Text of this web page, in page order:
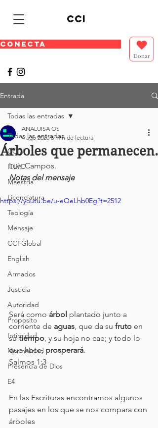
cci
CONECTA
Donar
Entrada
Todas las entradas
CCIU
ITLVC
Maestría
Licenciatura
Teología
Mensaje
CCI Global
English
Armados
Justicia
Autoridad
Proposito
Intimidad
Normalidad
Presencia de Dios
E4
Todas las entradas
Árboles que permanecen.
ANALUISA OS
4 ago 2020 6 min de lectura
Luis Campos.
Notas del mensaje
https://youtu.be/u-eQeLhb0Eg?t=2512
Será como árbol plantado junto a
corriente de aguas, que da su fruto en
su tiempo, y su hoja no cae; y todo lo
que hace, prosperará.
Salmos 1:3
En las Escrituras encontramos algunos
pasajes en los que se nos compara con
árboles